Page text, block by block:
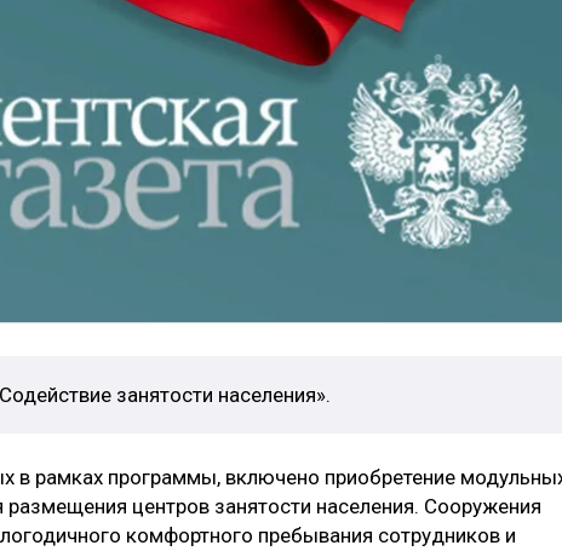
занятости населения».
в рамках программы, включено приобретение
центров занятости населения. Сооружения
комфортного пребывания сотрудников и